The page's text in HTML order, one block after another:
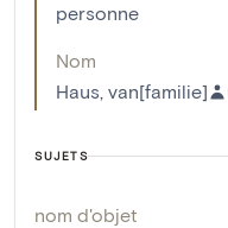
personne
Nom
Haus, van[familie]
SUJETS
nom d'objet